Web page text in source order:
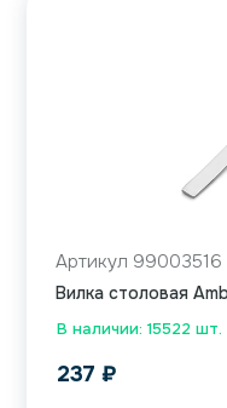
В наличии: 15522
Артикул 99003516
Вилка столовая
237 ₽